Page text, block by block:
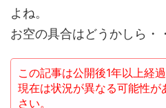
よね。
お空の具合はどうかしら・
この記事は公開後1年以上経過
現在は状況が異なる可能性
さい。